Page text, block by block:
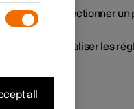
all